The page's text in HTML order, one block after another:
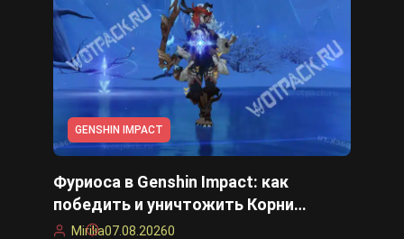
GENSHIN IMPACT
Фуриоса в Genshin Impact: как
победить и уничтожить Корни
преграды
Mirilia07.08.20260